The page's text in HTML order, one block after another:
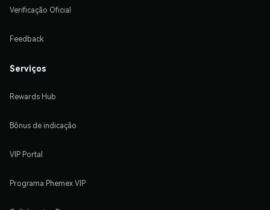
Verificação Oficial
Feedback
Serviços
Rewards Hub
Bônus de indicação
VIP Portal
Programa Phemex VIP